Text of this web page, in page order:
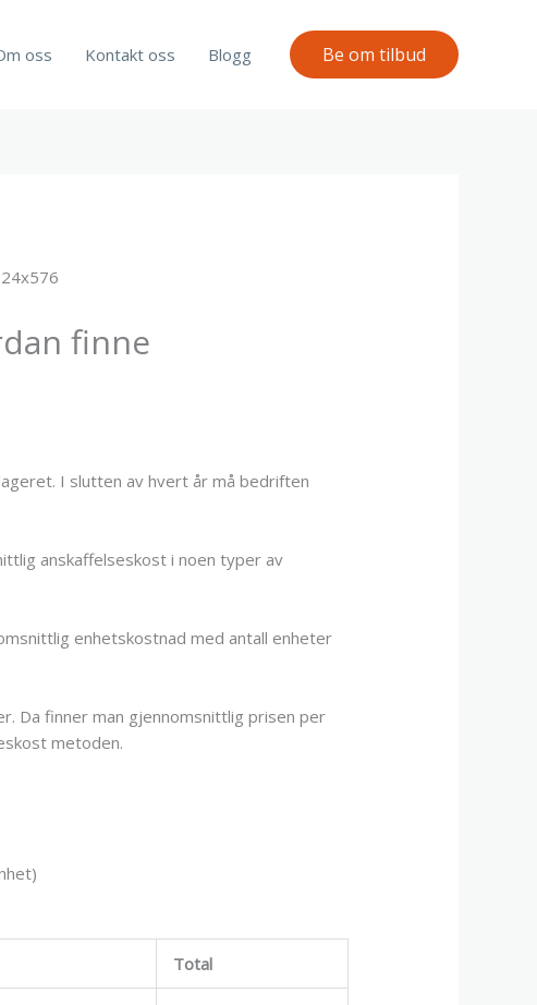
oss Kontakt oss Blogg Be om tilbud
finne
I slutten av hvert år må bedriften
anskaffelseskost i noen typer av
enhetskostnad med antall enheter
Da finner man gjennomsnittlig prisen per
metoden.
Total